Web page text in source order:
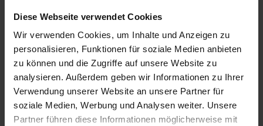
Diese Webseite verwendet Cookies
Wir verwenden Cookies, um Inhalte und Anzeigen zu
personalisieren, Funktionen für soziale Medien anbieten
zu können und die Zugriffe auf unsere Website zu
analysieren. Außerdem geben wir Informationen zu Ihrer
Verwendung unserer Website an unsere Partner für
soziale Medien, Werbung und Analysen weiter. Unsere
Partner führen diese Informationen möglicherweise mit
Empfohlenes Zubehör